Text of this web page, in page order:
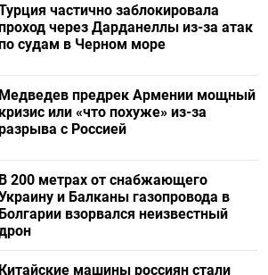
частично заблокировала
через Дарданеллы из-за атак
судам в Черном море
Медведев предрек Армении мощный
кризис или «что похуже» из-за
с Россией
В 200 метрах от снабжающего
и Балканы газопровода в
Болгарии взорвался неизвестный
Китайские машины россиян стали